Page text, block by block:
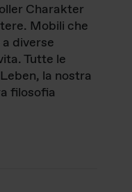
Charakter
Mobili che
diverse
Tutte le
la nostra
filosofia